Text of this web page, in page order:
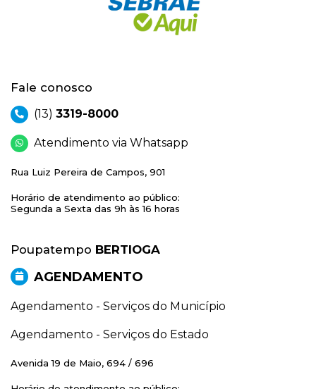
Fale conosco
(13) 3319-8000
Atendimento via Whatsapp
Rua Luiz Pereira de Campos, 901
Horário de atendimento ao público:
Segunda a Sexta das 9h às 16 horas
Poupatempo BERTIOGA
AGENDAMENTO
Agendamento - Serviços do Município
Agendamento - Serviços do Estado
Avenida 19 de Maio, 694 / 696